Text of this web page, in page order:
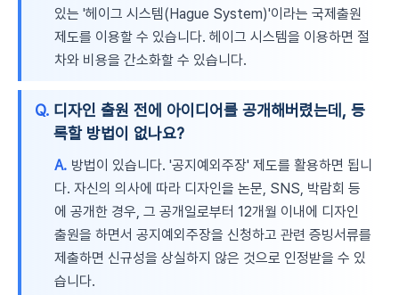
있는 '헤이그 시스템(Hague System)'이라는 국제출원
제도를 이용할 수 있습니다. 헤이그 시스템을 이용하면 절
차와 비용을 간소화할 수 있습니다.
Q. 디자인 출원 전에 아이디어를 공개해버렸는데, 등
록할 방법이 없나요?
A. 방법이 있습니다. '공지예외주장' 제도를 활용하면 됩니
다. 자신의 의사에 따라 디자인을 논문, SNS, 박람회 등
에 공개한 경우, 그 공개일로부터 12개월 이내에 디자인
출원을 하면서 공지예외주장을 신청하고 관련 증빙서류를
제출하면 신규성을 상실하지 않은 것으로 인정받을 수 있
습니다.